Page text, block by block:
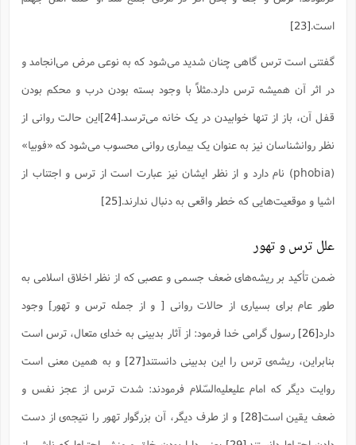
است.[23]
گفتنی است ترس گاهی چنان شدید می‌شود که به نوعی مرض می‌انجامد و
در اثر آن همیشه ترس دارد.مثلاً با وجود بسته بودن درب و محکم بودن
قفل آن، باز از تنها خوابیدن در یک خانه می‌ترسد.[24]
این حالت روانی از
نظر روانشناسان نیز به عنوان یک بیماری روانی محسوب می‌شود که «فوبیا»
(phobia) نام دارد و از نظر ایشان نیز عبارت است از ترس و اجتناب از
اشیا و موقعیت‌هایی که خطر واقعی به دنبال ندارند.[25]
علل ترس و تهور
ضمن تأکید بر ریشه‌های ضعف جسمی و عصبی که از نظر اخلاق اسلامی به
طور عام برای بسیاری از حالات روانی [ و از جمله ترس و تهور] وجود
دارد[26]
رسول گرامی خدا فرمود: از آثار بدبینی به خدای متعال، ترس است
بنابراین، ریشه‌ی ترس را این بدبینی دانستند[27]
و به همین معنی است
روایت دیگر که امام علیعلیه‌السّلام فرمودند: شدت ترس از عجز نفس و
ضعف یقین است[28]
و از طرف دیگر، آن بزرگوار تهور را نتیجه‌ی از دست